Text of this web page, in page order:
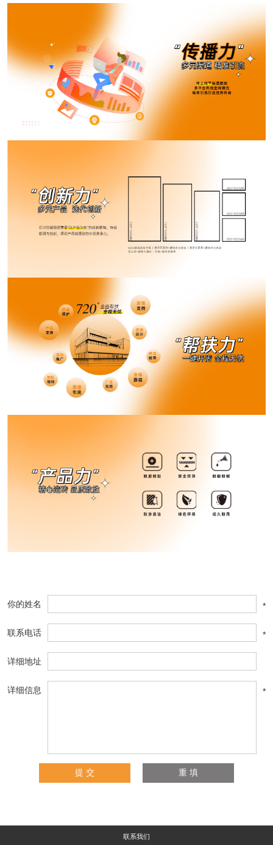
你的姓名 *
联系电话 *
详细地址
详细信息 *
联系我们